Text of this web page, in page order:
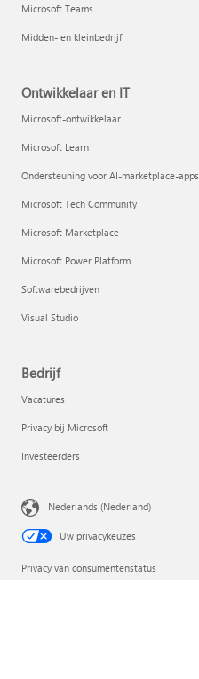
Microsoft Teams
Midden- en kleinbedrijf
Ontwikkelaar en IT
Microsoft-ontwikkelaar
Microsoft Learn
Ondersteuning voor AI-marketplace-apps
Microsoft Tech Community
Microsoft Marketplace
Microsoft Power Platform
Softwarebedrijven
Visual Studio
Bedrijf
Vacatures
Privacy bij Microsoft
Investeerders
Nederlands (Nederland)
Uw privacykeuzes
Privacy van consumentenstatus